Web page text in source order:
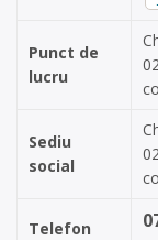
Punct de
lucru
Sediu
social
Telefon